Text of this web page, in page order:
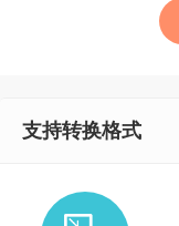
支持转换格式